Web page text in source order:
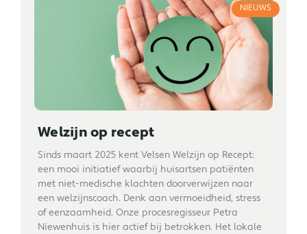
NIEUWS
Welzijn op recept
Sinds maart 2025 kent Velsen Welzijn op Recept:
een mooi initiatief waarbij huisartsen patiënten
met niet-medische klachten doorverwijzen naar
een welzijnscoach. Denk aan vermoeidheid, stress
of eenzaamheid. Onze procesregisseur Petra
Niewenhuis is hier actief bij betrokken. Het lokale